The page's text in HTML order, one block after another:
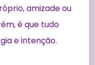
amizade ou
é que tudo
e intenção.